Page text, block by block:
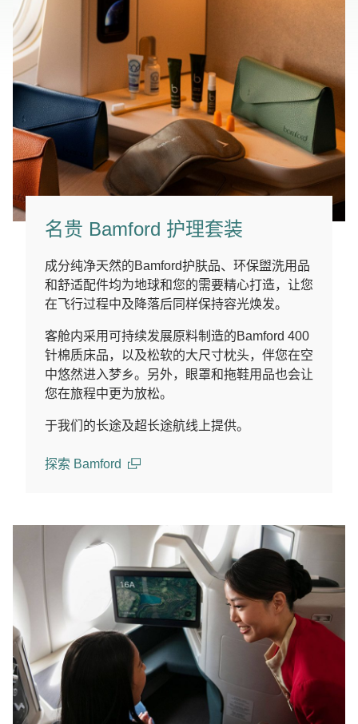
名贵 Bamford 护理套装
成分纯净天然的Bamford护肤品、环保盥洗用品
和舒适配件均为地球和您的需要精心打造，让您
在飞行过程中及降落后同样保持容光焕发。
客舱内采用可持续发展原料制造的Bamford 400
针棉质床品，以及松软的大尺寸枕头，伴您在空
中悠然进入梦乡。另外，眼罩和拖鞋用品也会让
您在旅程中更为放松。
于我们的长途及超长途航线上提供。
探索 Bamford